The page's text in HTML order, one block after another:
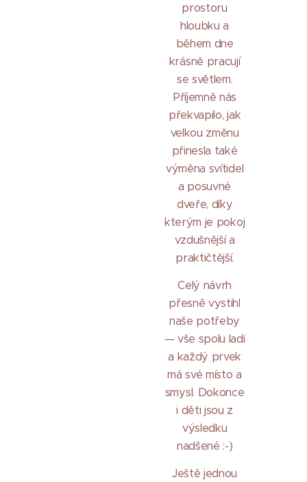
prostoru
hloubku a
během dne
krásně pracují
se světlem.
Příjemně nás
překvapilo, jak
velkou změnu
přinesla také
výměna svítidel
a posuvné
dveře, díky
kterým je pokoj
vzdušnější a
praktičtější.
Celý návrh
přesně vystihl
naše potřeby
— vše spolu ladí
a každý prvek
má své místo a
smysl. Dokonce
i děti jsou z
výsledku
nadšené :-)
Ještě jednou